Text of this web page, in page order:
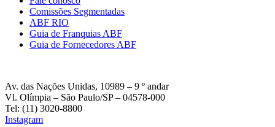
Comissões Segmentadas
ABF RIO
Guia de Franquias ABF
Guia de Fornecedores ABF
Av. das Nações Unidas, 10989 – 9 º andar
Vl. Olímpia – São Paulo/SP – 04578-000
Tel: (11) 3020-8800
Instagram